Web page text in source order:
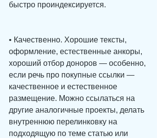
быстро проиндексируется.
• Качественно. Хорошие тексты,
оформление, естественные анкоры,
хороший отбор доноров — особенно,
если речь про покупные ссылки —
качественное и естественное
размещение. Можно ссылаться на
другие аналогичные проекты, делать
внутреннюю перелинковку на
подходящую по теме статью или